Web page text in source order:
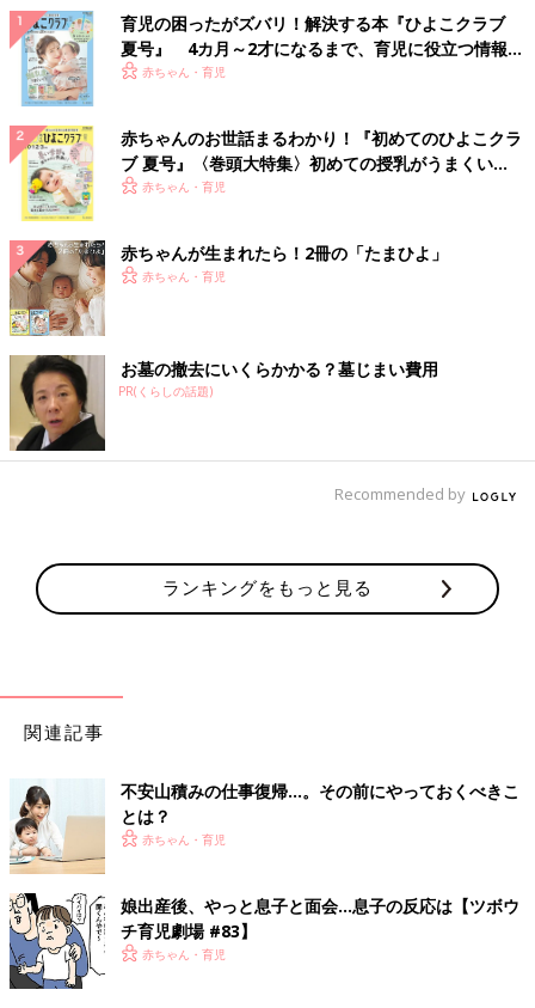
ど、息子に寂しい思いや我慢をさせてまで働く必要があるのか。
周りには保育園に通わせて頑張って働いているママはたくさんい
るけど、我が家の仕事の形はどうするか。夫婦で何度も話し合い
ました。
そして、「フルで働きたい、でも息子との時間も毎日ちゃんと確
保したい」と欲張った結果。息子が幼稚園に入園すると同時に、
息子が通園している間だけ短時間で働くことに決めました。働き
始めて2年目、仕事も子どもとの時間もゆとりを持って楽しむこ
とができています。
男性と比べて、子どもができると生活がガラリと変わってしまう
女性は、社会復帰を考えたときに、この“両立”で1度は悩んだ
り、迷ったりすることがあるのではと思います。私は、育児中に
取得した資格や経験のおかげで、再就職がスムーズに決まりまし
た。先のことを考えながらも、育児中に普段できないことに取り
組むのも、“今後に役立つ大きな糧になるのでは”と実感しまし
た。2人目ができた時、両立の仕方や復帰のタイミングがまた変
[こりん ＊ プロフィール]
出産を機に仕事を辞め、育児、家事に専念するものの何か物足り
れたらな」と、ママライターとして奮起しています。
ジュール
※この記事は個人の体験記です。記事に掲載の画像はイメージで
す。
前の話
理想は完全母乳、現
実はミルク併用…。
育児の困ったがズバリ！解決する本『ひよこクラブ
夏号』 4カ月～2才になるまで、育児に役立つ情報が
いっぱい！
赤ちゃん・育児
赤ちゃんのお世話まるわかり！『初めてのひよこクラ
ブ 夏号』〈巻頭大特集〉初めての授乳がうまくい
く！ おっぱい・ミルクの基本と夏のトラブル 解決テ
赤ちゃん・育児
赤ちゃんが生まれたら！2冊の「たまひよ」
赤ちゃん・育児
お墓の撤去にいくらかかる？墓じまい費用
PR(くらしの話題)
Recommended by
ランキングをもっと見る
関連記事
不安山積みの仕事復帰…。その前にやっておくべきこ
とは？
赤ちゃん・育児
娘出産後、やっと息子と面会…息子の反応は【ツボウ
チ育児劇場 #83】
赤ちゃん・育児